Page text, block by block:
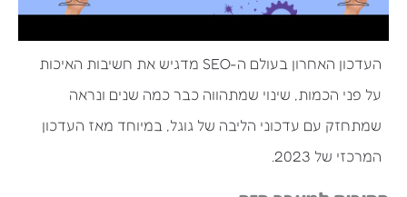
העדכון האחרון בעולם ה-SEO מדגיש את חשיבות האיכות
על פני הכמות, שינוי שמתהווה כבר כמה שנים ונראה
שמתחזק עם עדכוני הליבה של גוגל, במיוחד מאז העדכון
המרכזי של 2023.